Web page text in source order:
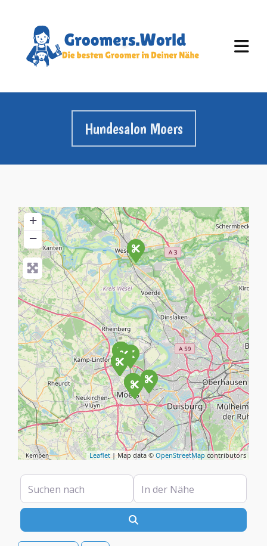
Hundesalon Moers
+
−
Leaflet| Map data © OpenStreetMap contributors
Suchen nach In der Nähe